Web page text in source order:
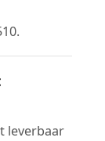
leverbaar